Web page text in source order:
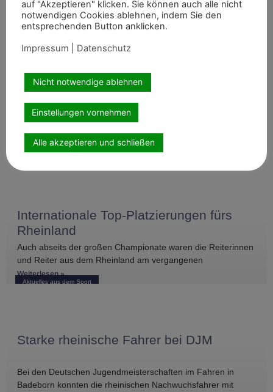
Artikel teilen
Empfohlene Artikel
Aktuelles aus dem Sport
Internationale Top-Platzierungen fürs
Rheinland
Auch abseits der großen Championate waren die Reiterinnen
und Reiter aus dem Rheinland am vergangenen
Wochenende international erfolgreich unterwegs. Bei
Weiterlesen »
Starke rheinische Fahrer bei DJM
Bei den Deutschen Jugendmeisterschaften im Fahren in
Badeborn konnten die rheinischen Nachwuchsfahrer mit
auf "Akzeptieren" klicken. Sie können auch alle nicht
notwendigen Cookies ablehnen, indem Sie den
entsprechenden Button anklicken.
Impressum
Datenschutz
Nicht notwendige ablehnen
Einstellungen vornehmen
Alle akzeptieren und schließen